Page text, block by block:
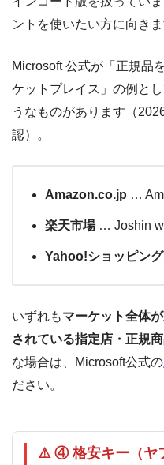
ントを使いたい方に向きま
Microsoft 公式が「正規品
ケットプレイス」の例と
うなものがあります（
認）。
Amazon.co.jp …
楽天市場… Joshin
Yahoo!ショッピング
いずれもマーケット全体
されている指定店・正規
な場合は、Microsoft公式の
ださい。
⚠️ ④ 格安キー（ヤ